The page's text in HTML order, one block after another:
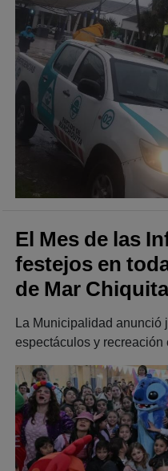
El Mes de las
festejos en
de Mar Chiquita
La Municipalidad anunció
espectáculos y recreación